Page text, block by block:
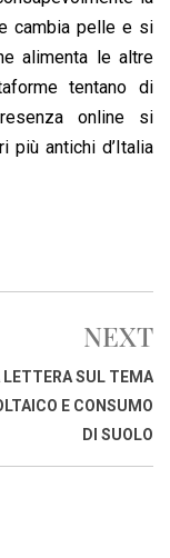
cambia pelle e si
alimenta le altre
tentano di
online si
più antichi d’Italia
NEXT
LETTERA SUL TEMA
E CONSUMO
DI SUOLO